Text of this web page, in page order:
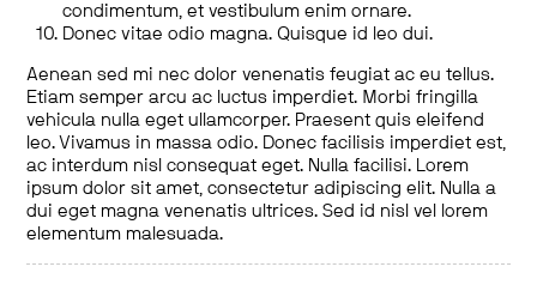
condimentum, et vestibulum enim ornare.
Donec vitae odio magna. Quisque id leo dui.
Aenean sed mi nec dolor venenatis feugiat ac eu tellus.
Etiam semper arcu ac luctus imperdiet. Morbi fringilla
vehicula nulla eget ullamcorper. Praesent quis eleifend
leo. Vivamus in massa odio. Donec facilisis imperdiet est,
ac interdum nisl consequat eget. Nulla facilisi. Lorem
ipsum dolor sit amet, consectetur adipiscing elit. Nulla a
dui eget magna venenatis ultrices. Sed id nisl vel lorem
elementum malesuada.